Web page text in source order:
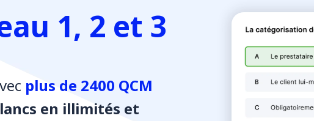
1, 2 et 3
plus de 2400 QCM
en illimités et